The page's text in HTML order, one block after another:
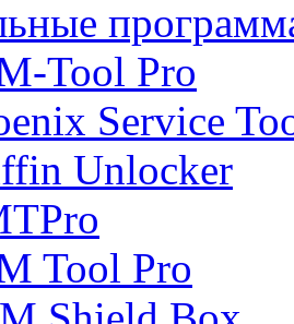
Tool Pro
Service
Unlocker
Tool Pro